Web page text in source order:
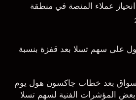
عملاء المنصة في منطقة
على سهم تسلا بعد قفزة بنسبة
بعد خطاب جاكسون هول يوم
المؤشرات الفنية لسهم تسلا